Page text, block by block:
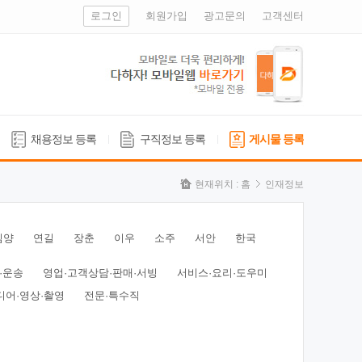
로그인 회원가입 광고문의 고객센터
채용정보 등록 구직정보 등록 게시물 등록
현재위치 : 홈 인재정보
양 연길 장춘 이우 소주 서안 한국
운송 영업·고객상담·판매·서빙
서비스·요리·도우미
어·영상·촬영
전문·특수직